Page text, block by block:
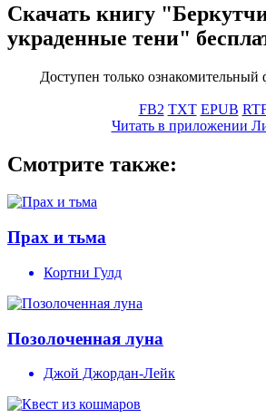
Скачать книгу
украденные тени"
Доступен только ознакомительный
FB2 TXT EPUB
Читать в приложении
Смотрите также:
Прах и тьма
Кортни Гулд
Позолоченная луна
Джой Джордан-Лейк